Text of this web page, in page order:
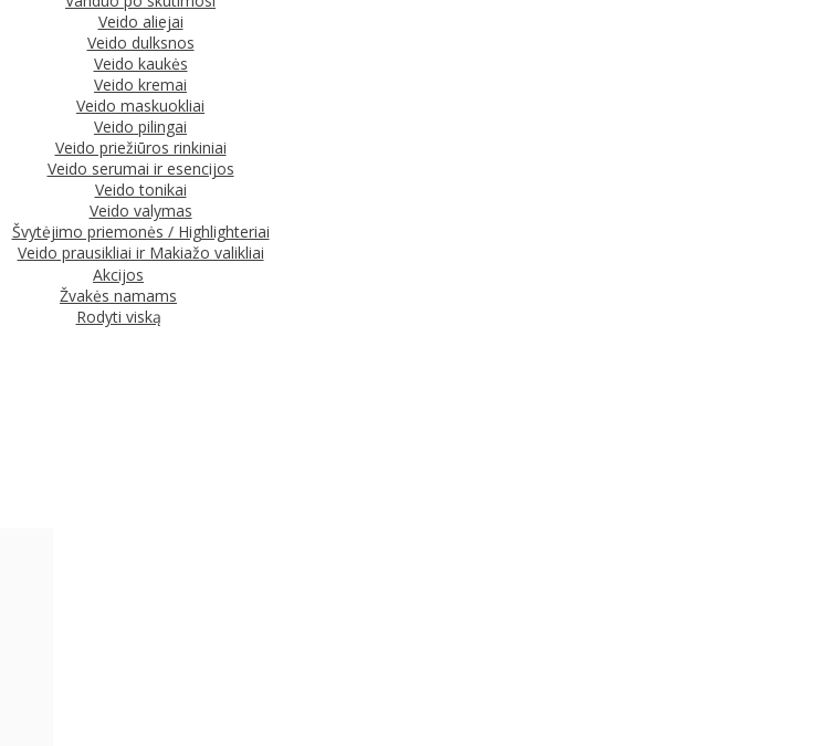
Veido aliejai
Veido dulksnos
Veido kaukės
Veido kremai
Veido maskuokliai
Veido pilingai
Veido priežiūros rinkiniai
Veido serumai ir esencijos
Veido tonikai
Veido valymas
Švytėjimo priemonės / Highlighteriai
Veido prausikliai ir Makiažo valikliai
Akcijos
Žvakės namams
Rodyti viską